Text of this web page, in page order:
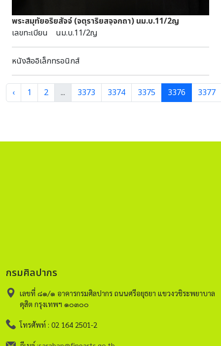
พระสมุทัยอริยสัจจ์ (จตุราริยสจฺจกถา) นม.บ.11/2ญ
เลขทะเบียน นม.บ.11/2ญ
หนังสืออิเล็กทรอนิกส์
‹ 1 2 ... 3373 3374 3375 3376 3377
กรมศิลปากร
เลขที่ ๘๑/๑ อาคารกรมศิลปากร ถนนศรีอยุธยา แขวงวชิระพยาบาล
ดุสิต กรุงเทพฯ ๑๐๓๐๐
โทรศัพท์ : 02 164 2501-2